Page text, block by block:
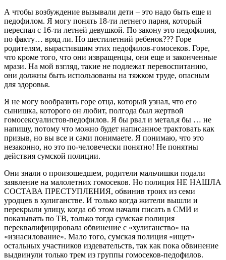
А чтобы возбуждение вызывали дети – это надо быть еще и
педофилом. Я могу понять 18-ти летнего парня, который
переспал с 16-ти летней девушкой. По закону это педофилия,
по факту… вряд ли. Но шестилетний ребенок??? Горе
родителям, вырастившим этих педофилов-гомосеков. Горе,
что кроме того, что они извращенцы, они еще и законченные
мрази. На мой взгляд, такие не подлежат перевоспитанию,
они должны быть использованы на тяжком труде, опасным
для здоровья.
Я не могу вообразить горе отца, который узнал, что его
сынишка, которого он любит, полгода был жертвой
гомосексуалистов-педофилов. Я бы рвал и метал,я бы … не
напишу, потому что можно будет написанное трактовать как
призыв, но вы все и сами понимаете. Я понимаю, что это
незаконно, но это по-человечески понятно! Не понятны
действия сумской полиции.
Они знали о произошедшем, родители мальчишки подали
заявление на малолетних гомосеков. Но полиция НЕ НАШЛА
СОСТАВА ПРЕСТУПЛЕНИЯ, обвинив троих из семи
уродцев в хулиганстве. И только когда жители вышли и
перекрыли улицу, когда об этом начали писать в СМИ и
показывать по ТВ, только тогда сумская полиция
переквалифицировала обвинение с «хулиганство» на
«изнасилование». Мало того, сумская полиция «ищет»
остальных участников издевательств, так как пока обвинение
выдвинули только трем из группы гомосеков-педофилов.